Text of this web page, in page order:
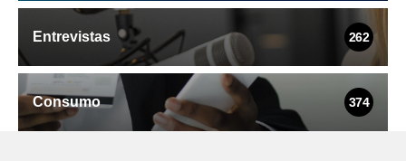
Entrevistas 262
Consumo 374